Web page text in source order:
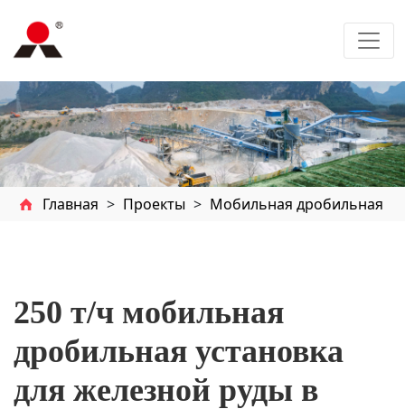
Главная > Проекты > Мобильная дробильная
250 т/ч мобильная
дробильная установка
для железной руды в